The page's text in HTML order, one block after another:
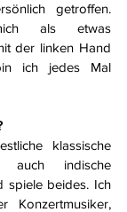
getroffen.
als etwas
der linken Hand
ich jedes Mal
klassische
auch indische
spiele beides. Ich
Konzertmusiker,